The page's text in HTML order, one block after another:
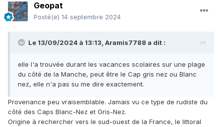
Geopat
Posté(e) 14 septembre 2024
Le 13/09/2024 à 13:13, Aramis7788 a dit :
elle l'a trouvée durant les vacances scolaires sur une plage
du côté de la Manche, peut être le Cap gris nez ou Blanc
nez, elle n'a pas su me dire exactement.
Provenance peu vraisemblable. Jamais vu ce type de rudiste du
côté des Caps Blanc-Nez et Gris-Nez.
Origine à rechercher vers le sud-ouest de la France, le littoral